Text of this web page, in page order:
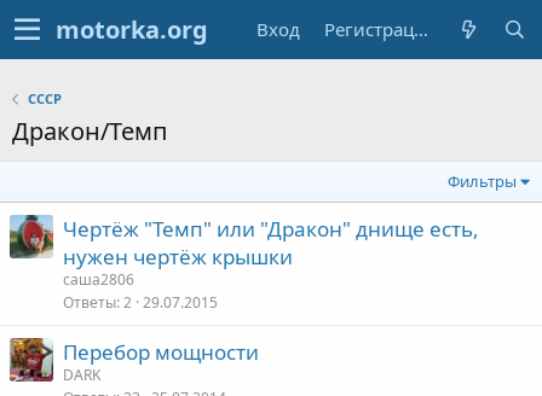
Вход Регистрация
СССР
Дракон/Темп
Фильтры
Чертёж "Темп" или "Дракон" днище есть,
нужен чертёж крышки
саша2806
Ответы 2 29.07.2015
Перебор мощности
DARK